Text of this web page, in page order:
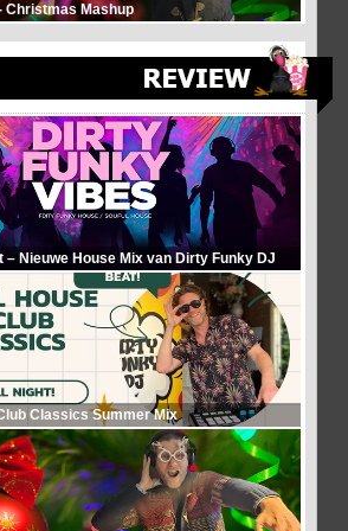
Christmas Mashup
– Nieuwe House Mix van Dirty Funky DJ
Classics Summer Mix